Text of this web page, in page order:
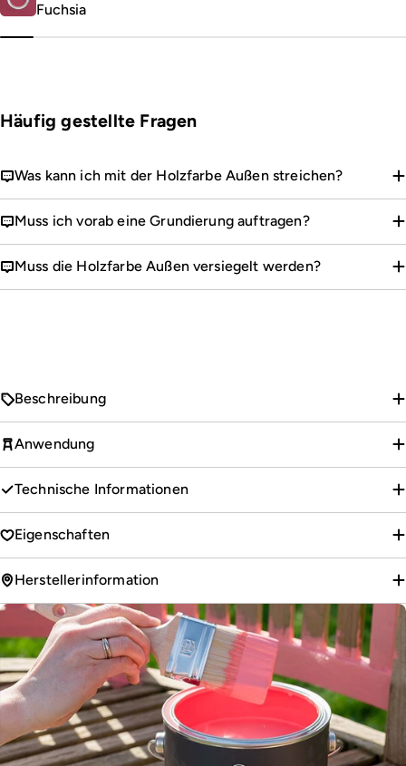
Fuchsia
Häufig gestellte Fragen
Was kann ich mit der Holzfarbe Außen streichen?
Muss ich vorab eine Grundierung auftragen?
Muss die Holzfarbe Außen versiegelt werden?
Beschreibung
Anwendung
Technische Informationen
Eigenschaften
Herstellerinformation